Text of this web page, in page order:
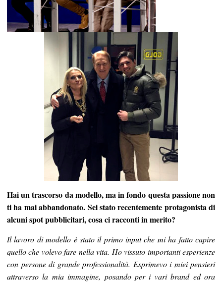
Hai un trascorso da modello, ma in fondo questa passione non
ti ha mai abbandonato. Sei stato recentemente protagonista di
alcuni spot pubblicitari, cosa ci racconti in merito?
Il lavoro di modello è stato il primo input che mi ha fatto capire
quello che volevo fare nella vita. Ho vissuto importanti esperienze
con persone di grande professionalità. Esprimevo i miei pensieri
attraverso la mia immagine, posando per i vari brand ed ora